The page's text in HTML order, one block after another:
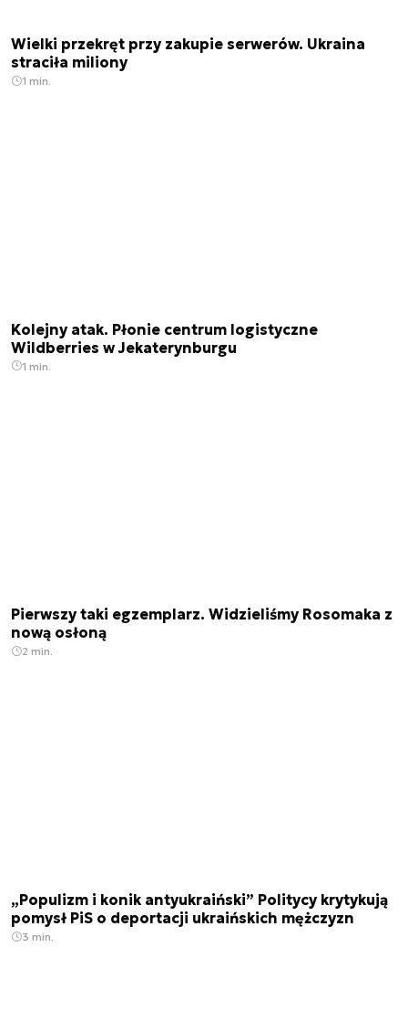
Wielki przekręt przy zakupie serwerów. Ukraina
straciła miliony
1 min.
Kolejny atak. Płonie centrum logistyczne
Wildberries w Jekaterynburgu
1 min.
Pierwszy taki egzemplarz. Widzieliśmy Rosomaka z
nową osłoną
2 min.
„Populizm i konik antyukraiński” Politycy krytykują
pomysł PiS o deportacji ukraińskich mężczyzn
3 min.